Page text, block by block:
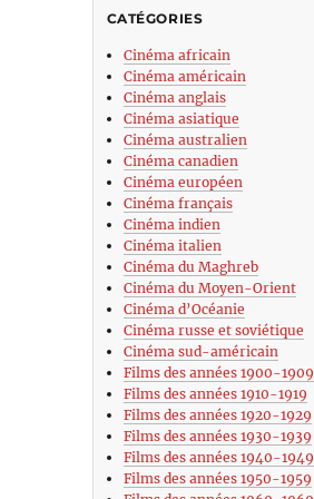
CATÉGORIES
Cinéma africain
Cinéma américain
Cinéma anglais
Cinéma asiatique
Cinéma australien
Cinéma canadien
Cinéma européen
Cinéma français
Cinéma indien
Cinéma italien
Cinéma du Maghreb
Cinéma du Moyen-Orient
Cinéma d’Océanie
Cinéma russe et soviétique
Cinéma sud-américain
Films des années 1900-1909
Films des années 1910-1919
Films des années 1920-1929
Films des années 1930-1939
Films des années 1940-1949
Films des années 1950-1959